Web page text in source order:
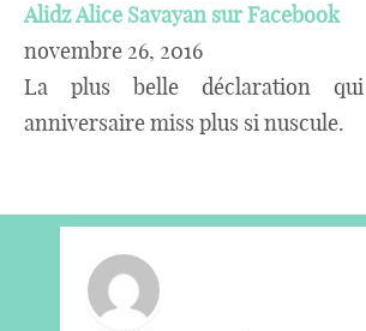
Alidz Alice Savayan sur Facebook
novembre 26, 2016
La plus belle déclaration
anniversaire miss plus si nuscule.